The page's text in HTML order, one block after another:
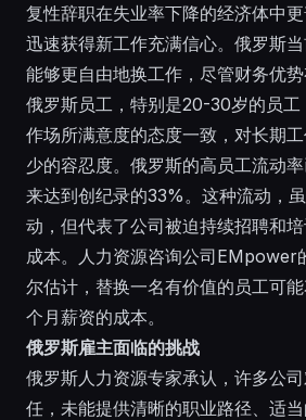
复性辞职在失业率下降的经济体中
迅速获得新工作充满信心。俄罗斯
能够更自由地换工作，尽管财务优势
俄罗斯员工，特别是20-30岁的员工
作场所满意度的态度一致，对长期
少的容忍度。俄罗斯的高员工流动
来达到创纪录的33%。这种流动，
动，但代表了公司被迫持续招聘和
成本。人力资源咨询公司EMpower
尔估计，替换一名有价值的员工可
个月薪资的成本。
俄罗斯雇主面临的挑战
俄罗斯人力资源专家承认，许多公
任，未能提供清晰的职业路径、适